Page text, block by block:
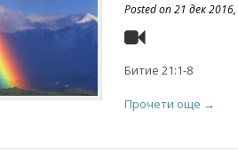
Posted on21 дек 2016
Битие 21:1-8
Прочети още →